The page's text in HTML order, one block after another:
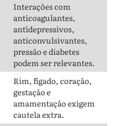
Interações com
anticoagulantes,
antidepressivos,
anticonvulsivantes,
pressão e diabetes
podem ser relevantes.
Rim, fígado, coração,
gestação e
amamentação exigem
cautela extra.